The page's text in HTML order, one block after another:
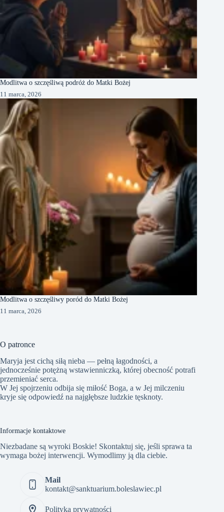
Modlitwa o szczęśliwą podróż do Matki Bożej
11 marca, 2026
Modlitwa o szczęśliwy poród do Matki Bożej
11 marca, 2026
O patronce
Maryja jest cichą siłą nieba — pełną łagodności, a
jednocześnie potężną wstawienniczką, której obecność potrafi
przemieniać serca.
W Jej spojrzeniu odbija się miłość Boga, a w Jej milczeniu
kryje się odpowiedź na najgłębsze ludzkie tęsknoty.
Informacje kontaktowe
Niezbadane są wyroki Boskie! Skontaktuj się, jeśli sprawa ta
wymaga bożej interwencji. Wymodlimy ją dla ciebie.
Mail
kontakt@sanktuarium.boleslawiec.pl
Polityka prywatności